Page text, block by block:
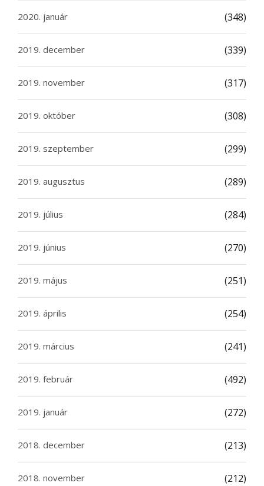
2020. január (348)
2019. december (339)
2019. november (317)
2019. október (308)
2019. szeptember (299)
2019. augusztus (289)
2019. július (284)
2019. június (270)
2019. május (251)
2019. április (254)
2019. március (241)
2019. február (492)
2019. január (272)
2018. december (213)
2018. november (212)